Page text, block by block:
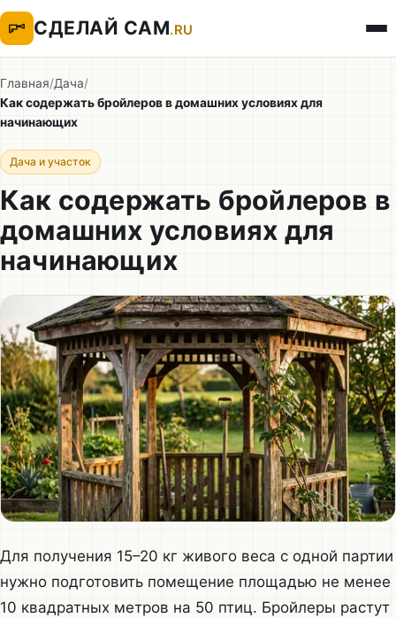
СДЕЛАЙ САМ.RU
Главная/Дача/
Как содержать бройлеров в домашних условиях для
начинающих
Дача и участок
Как содержать бройлеров в
домашних условиях для
начинающих
Для получения 15–20 кг живого веса с одной партии
нужно подготовить помещение площадью не менее
10 квадратных метров на 50 птиц. Бройлеры растут